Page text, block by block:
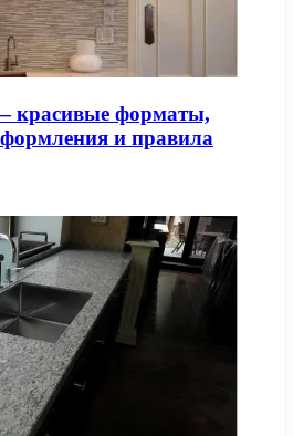
красивые форматы,
и правила